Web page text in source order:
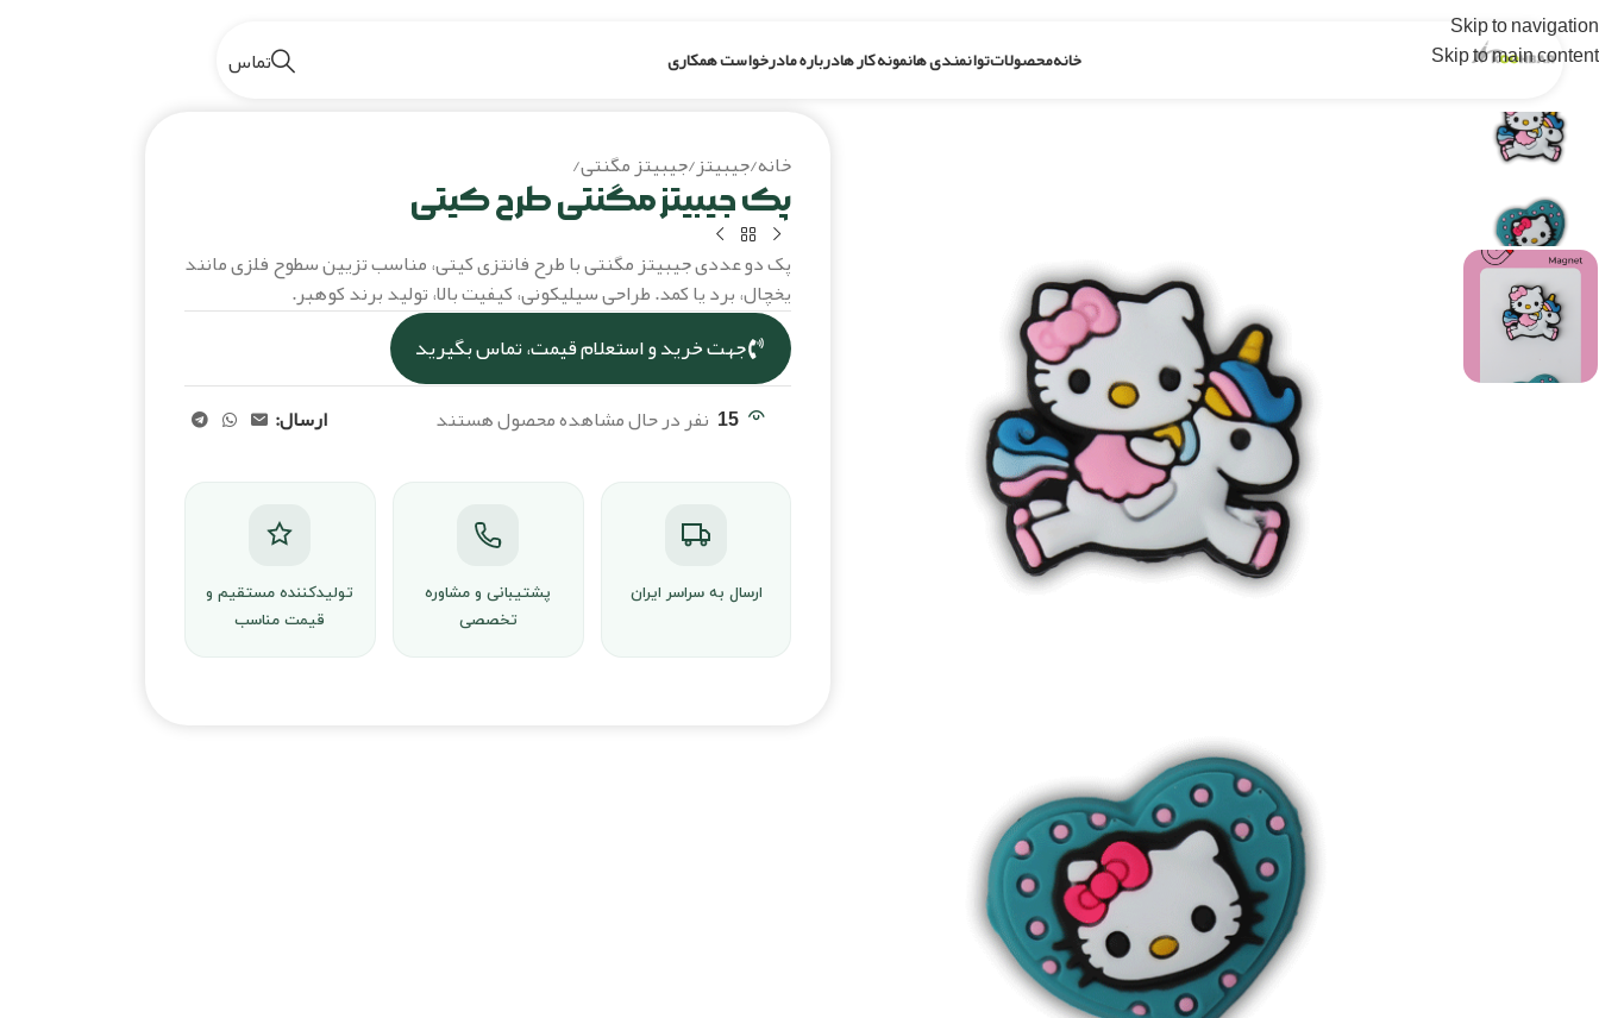
Skip to navigation
Skip to main content خانهمحصولاتتوانمندی هانمونه کار هادرباره مادرخواست همکاری تماس
خانه/جیبیتز/جیبیتز مگنتی/
پک جیبیتز مگنتی طرح کیتی
پک دو عددی جیبیتز مگنتی با طرح فانتزی کیتی، مناسب تزیین سطوح فلزی مانند
یخچال، برد یا کمد. طراحی سیلیکونی، کیفیت بالا، تولید برند کوهبر.
جهت خرید و استعلام قیمت، تماس بگیرید
15 نفر در حال مشاهده محصول هستند ارسال:
ارسال به سراسر ایران
پشتیبانی و مشاوره
تخصصی
تولیدکننده مستقیم و
قیمت مناسب